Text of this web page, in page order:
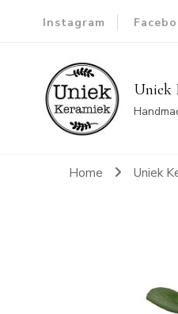
Instagram
Uniek
Home Uniek